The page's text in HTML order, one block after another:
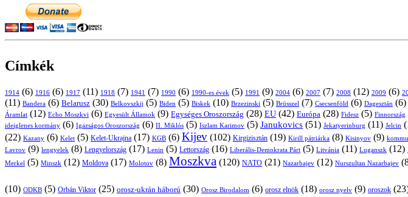
Címkék
1914 (6) 1916 (6) 1917 (11) 1918 (7) 1941 (7) 1990 (6) 1990-es évek (5) 1991 (9) 2004 (6) 2007 (7) 2008 (12) 2009 (6)
(11) Bandera (6) Belarusz (30) Belkovszkij (5) Biden (5) Biskek (10) Brzezinski (5) Brüsszel (7) Csecsenföld (6) Dagesztán (6)
Áramlat (12) Echo Moszkvi (6) Egyesült Államok (9) Egységes Oroszország (28) EU (42) Európa (28) Fidesz (5) Finnország
ideiglenes kormány (6) Igazságos Oroszország (6) II. Miklós (5) Iszlam Karimov (5) Janukovics (51) Jekatyerinburg (11) Jelcin
(22) Kazany (6) Kelet (5) Kelet-Ukrajna (17) KGB (6) Kijev (102) Kirgizisztán (19) Kirill pátriárka (8) Kisinyov (9)
Lavrov (9) lengyelek (8) Lengyelország (17) Lenin (5) Lettország (16) Liberális-Demokrata Párt (5) Litvánia (11) Luganszk (12)
Merkel (5) Minszk (12) Moldova (17) Molotov (8) Moszkva (120) NATO (21) Nazarbajev (12) Nurszultan Nazarbajev
(10) ODKB (5) Orbán Viktor (25) orosz-ukrán háború (30) Orosz Birodalom (6) orosz elnök (18) orosz nyelv (9) oroszok